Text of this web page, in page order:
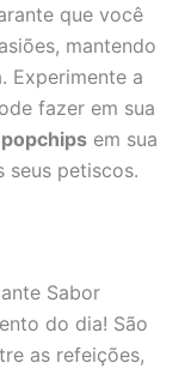
que você
mantendo
Experimente a
fazer em sua
popchips em sua
seus petiscos.
Sabor
do dia! São
as refeições,